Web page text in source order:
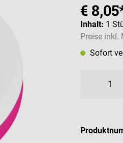
€
Inhalt: 1
Preise inkl.
Sofort